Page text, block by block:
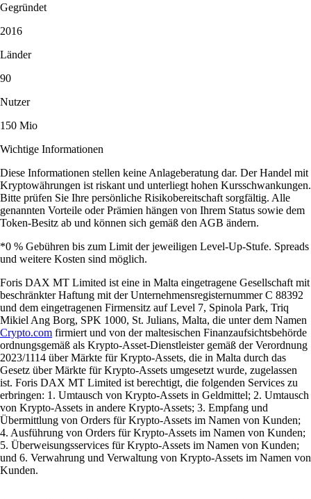
Gegründet
2016
Länder
90
Nutzer
150 Mio
Wichtige Informationen
Diese Informationen stellen keine Anlageberatung dar. Der Handel mit
Kryptowährungen ist riskant und unterliegt hohen Kursschwankungen.
Bitte prüfen Sie Ihre persönliche Risikobereitschaft sorgfältig. Alle
genannten Vorteile oder Prämien hängen von Ihrem Status sowie dem
Token-Besitz ab und können sich gemäß den AGB ändern.
*0 % Gebühren bis zum Limit der jeweiligen Level-Up-Stufe. Spreads
und weitere Kosten sind möglich.
Foris DAX MT Limited ist eine in Malta eingetragene Gesellschaft mit
beschränkter Haftung mit der Unternehmensregisternummer C 88392
und dem eingetragenen Firmensitz auf Level 7, Spinola Park, Triq
Mikiel Ang Borg, SPK 1000, St. Julians, Malta, die unter dem Namen
Crypto.com firmiert und von der maltesischen Finanzaufsichtsbehörde
ordnungsgemäß als Krypto-Asset-Dienstleister gemäß der Verordnung
2023/1114 über Märkte für Krypto-Assets, die in Malta durch das
Gesetz über Märkte für Krypto-Assets umgesetzt wurde, zugelassen
ist. Foris DAX MT Limited ist berechtigt, die folgenden Services zu
erbringen: 1. Umtausch von Krypto-Assets in Geldmittel; 2. Umtausch
von Krypto-Assets in andere Krypto-Assets; 3. Empfang und
Übermittlung von Orders für Krypto-Assets im Namen von Kunden;
4. Ausführung von Orders für Krypto-Assets im Namen von Kunden;
5. Überweisungsservices für Krypto-Assets im Namen von Kunden;
und 6. Verwahrung und Verwaltung von Krypto-Assets im Namen von
Kunden.